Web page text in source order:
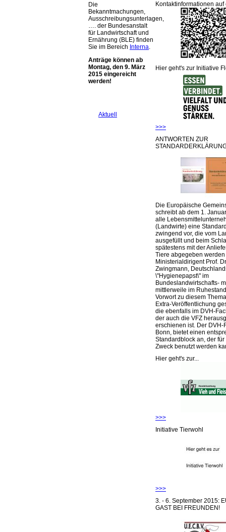
Die
Bekanntmachungen,
Ausschreibungsunterlagen,
…. der Bundesanstalt
für Landwirtschaft und
Ernährung (BLE) finden
Sie im Bereich Interna.
Anträge können ab
Montag, den 9. März
2015 eingereicht
werden!
Aktuell
Kontaktinformationen
Hier geht's zur Initiative
>>>
ANTWORTEN ZUR
Die Europäische
schreibt ab dem 1.
alle
(Landwirte) eine
zwingend vor, die vom
ausgefüllt und beim
spätestens mit der
Tiere abgegeben werden
Ministerialdirigent Prof.
Zwingmann,
\"Hygienepapst\" im
Bundeslandwirtschafts-
mittlerweile im
Vorwort zu diesem
Extra-Veröffentlichung
die ebenfalls im DVH-
der auch die VFZ
erschienen ist. Der DVH-
Bonn, bietet einen
Standardblock an, der
Zweck benutzt werden
Hier geht's zur...
>>>
Initiative Tierwohl
>>>
3. - 6. September 2015:
GAST BEI FREUNDEN!